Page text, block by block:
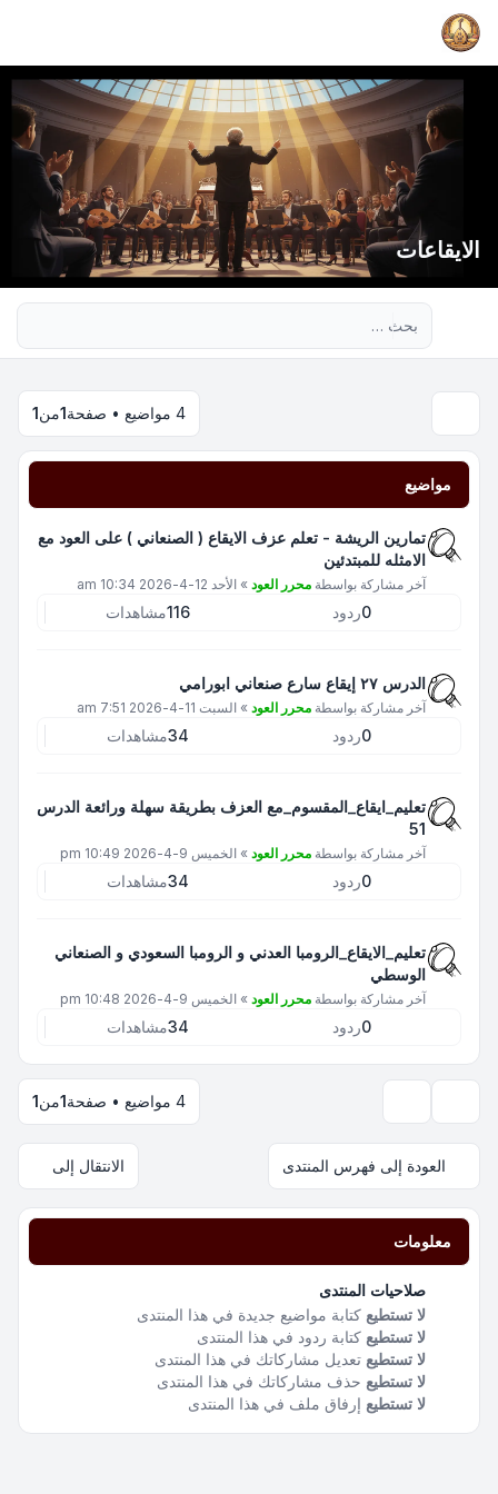
الايقاعات
4 مواضيع • صفحة 1من1
مواضيع
تمارين الريشة - تعلم عزف الايقاع ( الصنعاني ) على العود مع
الامثله للمبتدئين
آخر مشاركة بواسطة محرر العود » الأحد 12-4-2026 10:34 am
0ردود 116مشاهدات
الدرس ٢٧ إيقاع سارع صنعاني ابورامي
آخر مشاركة بواسطة محرر العود » السبت 11-4-2026 7:51 am
0ردود 34مشاهدات
تعليم_ايقاع_المقسوم_مع العزف بطريقة سهلة ورائعة الدرس
51
آخر مشاركة بواسطة محرر العود » الخميس 9-4-2026 10:49 pm
0ردود 34مشاهدات
تعليم_الايقاع_الرومبا العدني و الرومبا السعودي و الصنعاني
الوسطي
آخر مشاركة بواسطة محرر العود » الخميس 9-4-2026 10:48 pm
0ردود 34مشاهدات
4 مواضيع • صفحة 1من1
العودة إلى فهرس المنتدى الانتقال إلى
معلومات
صلاحيات المنتدى
لا تستطيع كتابة مواضيع جديدة في هذا المنتدى
لا تستطيع كتابة ردود في هذا المنتدى
لا تستطيع تعديل مشاركاتك في هذا المنتدى
لا تستطيع حذف مشاركاتك في هذا المنتدى
لا تستطيع إرفاق ملف في هذا المنتدى